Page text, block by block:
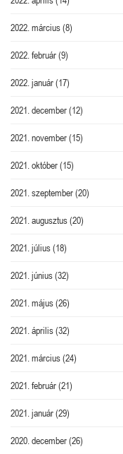
2022. március(8)
2022. február(9)
2022. január(17)
2021. december(12)
2021. november(15)
2021. október(15)
2021. szeptember(20)
2021. augusztus(20)
2021. július(18)
2021. június(32)
2021. május(26)
2021. április(32)
2021. március(24)
2021. február(21)
2021. január(29)
2020. december(26)